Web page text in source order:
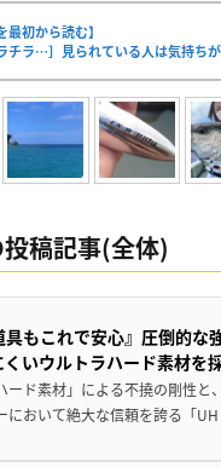
最初から読む】
チラ…］見られている人は気持ち
稿記事(全体)
具もこれで安心』圧倒的
いウルトラハード素材を採
ード素材」による不撓の剛性
において絶大な信頼を誇る「